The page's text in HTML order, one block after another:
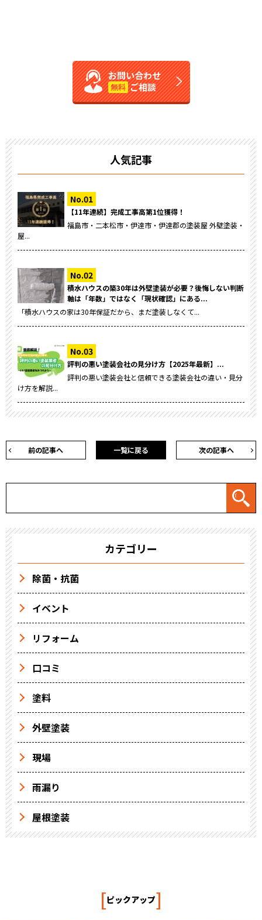
お問い合わせ
無料 ご相談
人気記事
【11年連続】完成工事高第1位獲得！
福島市・二本松市・伊達市・伊達郡の塗装屋 外壁塗装・
屋...
積水ハウスの築30年は外壁塗装が必要？後悔しない判断
軸は「年数」ではなく「現状確認」にある...
「積水ハウスの家は30年保証だから、まだ塗装しなくて...
評判の悪い塗装会社の見分け方【2025年最新】...
評判の悪い塗装会社と信頼できる塗装会社の違い・見分
け方を解説...
前の記事へ 次の記事へ
一覧に戻る
カテゴリー
除菌・抗菌
イベント
リフォーム
口コミ
塗料
外壁塗装
現場
雨漏り
屋根塗装
[ピックアップ]